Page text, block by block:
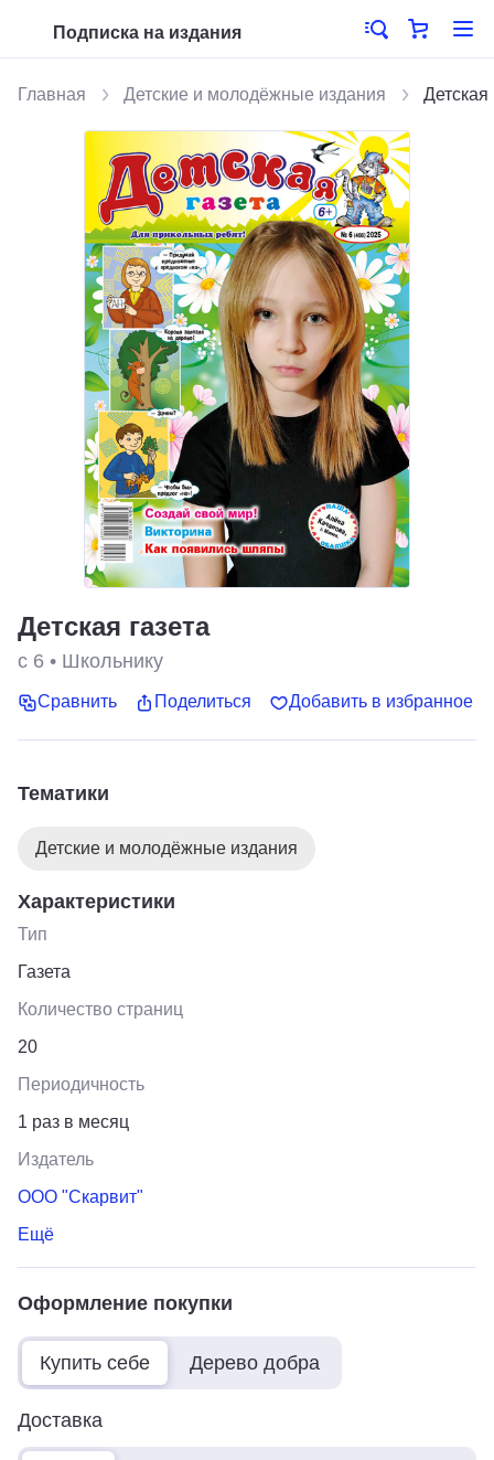
Подписка на издания
Главная Детские и молодёжные издания Детская
Детская газета
с 6 • Школьнику
Сравнить Поделиться Добавить в избранное
Тематики
Детские и молодёжные издания
Характеристики
Тип
Газета
Количество страниц
20
Периодичность
1 раз в месяц
Издатель
ООО "Скарвит"
Ещё
Оформление покупки
Купить себе Дерево добра
Доставка